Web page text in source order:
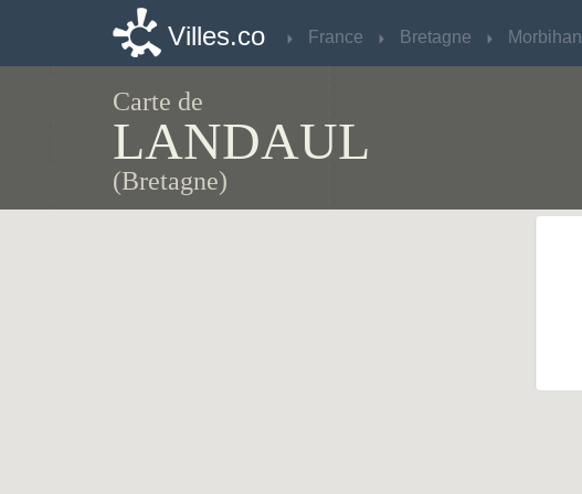
Villes.co France Bretagne Morbihan
Carte de
LANDAUL
(Bretagne)
Villes.co France Bretagne Morbihan